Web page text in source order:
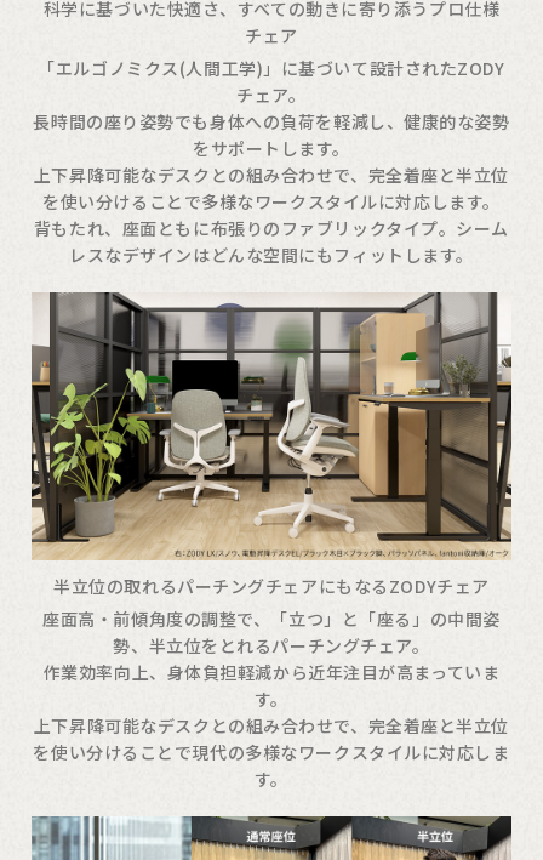
科学に基づいた快適さ、すべての動きに寄り添うプロ仕様
チェア
「エルゴノミクス(人間工学)」に基づいて設計されたZODY
チェア。
長時間の座り姿勢でも身体への負荷を軽減し、健康的な姿勢
をサポートします。
上下昇降可能なデスクとの組み合わせで、完全着座と半立位
を使い分けることで多様なワークスタイルに対応します。
背もたれ、座面ともに布張りのファブリックタイプ。シーム
レスなデザインはどんな空間にもフィットします。
半立位の取れるパーチングチェアにもなるZODYチェア
座面高・前傾角度の調整で、「立つ」と「座る」の中間姿
勢、半立位をとれるパーチングチェア。
作業効率向上、身体負担軽減から近年注目が高まっていま
す。
上下昇降可能なデスクとの組み合わせで、完全着座と半立位
を使い分けることで現代の多様なワークスタイルに対応しま
す。